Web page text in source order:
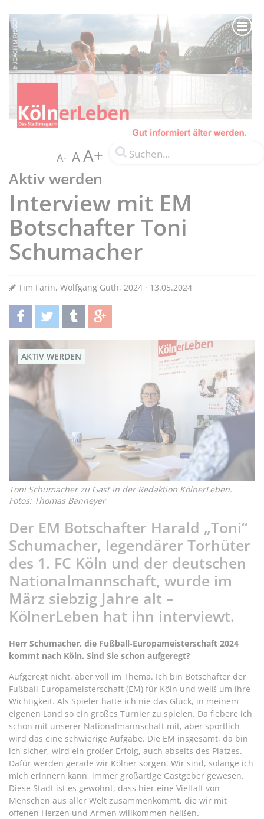
A- AA+
Aktiv werden
Interview mit EM
Botschafter Toni
Schumacher
Tim Farin, Wolfgang Guth, 2024 · 13.05.2024
teilentwittern teilen teilen
AKTIV WERDEN
Toni Schumacher zu Gast in der Redaktion KölnerLeben.
Fotos: Thomas Banneyer
Der EM Botschafter Harald „Toni“
Schumacher, legendärer Torhüter
des 1. FC Köln und der deutschen
Nationalmannschaft, wurde im
März siebzig Jahre alt –
KölnerLeben hat ihn interviewt.
Herr Schumacher, die Fußball-Europameisterschaft 2024
kommt nach Köln. Sind Sie schon aufgeregt?
Aufgeregt nicht, aber voll im Thema. Ich bin Botschafter der
Fußball-Europameisterschaft (EM) für Köln und weiß um ihre
Wichtigkeit. Als Spieler hatte ich nie das Glück, in meinem
eigenen Land so ein großes Turnier zu spielen. Da fiebere ich
schon mit unserer Nationalmannschaft mit, aber sportlich
wird das eine schwierige Aufgabe. Die EM insgesamt, da bin
ich sicher, wird ein großer Erfolg, auch abseits des Platzes.
Dafür werden gerade wir Kölner sorgen. Wir sind, solange ich
mich erinnern kann, immer großartige Gastgeber gewesen.
Diese Stadt ist es gewohnt, dass hier eine Vielfalt von
Menschen aus aller Welt zusammenkommt, die wir mit
offenen Herzen und Armen willkommen heißen.